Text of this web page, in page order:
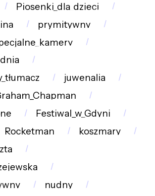
Piosenki_dla_dzieci
prymitywny
juwenalia
Festiwal_w_Gdyni
Rocketman
koszmary
nudny